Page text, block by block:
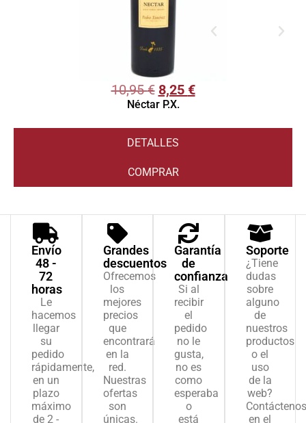
10,95€ 8,25 €
Néctar P.X.
DETALLES
COMPRAR
Envío
48 -
72
horas
Le
hacemos
llegar
su
pedido
rápidamente,
en un
plazo
máximo
de 2 -
Grandes
descuentos
Ofrecemos
los
mejores
precios
que
encontrará
en la
red.
Nuestras
ofertas
son
únicas.
Garantía
de
confianza
Si al
recibir
el
pedido
no le
gusta,
no es
como
esperaba
o
está
Soporte
¿Tiene
dudas
sobre
alguno
de
nuestros
productos
o el
uso
de la
web?
Contáctenos
en el